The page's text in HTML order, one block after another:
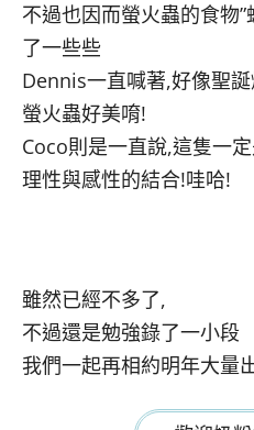
不過也因而螢火蟲的食物
了一些些
Dennis一直喊著,好像聖
螢火蟲好美唷!
Coco則是一直說,這隻一
理性與感性的結合!哇哈!
雖然已經不多了,
不過還是勉強錄了一小段
我們一起再相約明年大量